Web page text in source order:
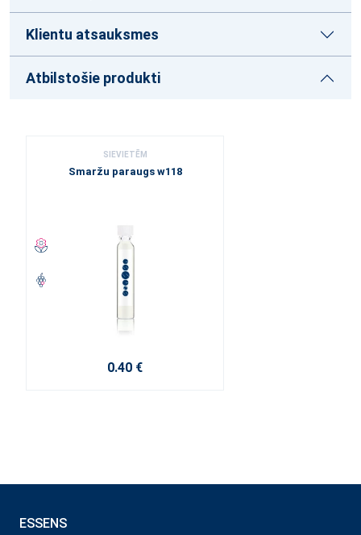
Klientu atsauksmes
Atbilstošie produkti
SIEVIETĒM
Smaržu paraugs w118
0.40 €
ESSENS